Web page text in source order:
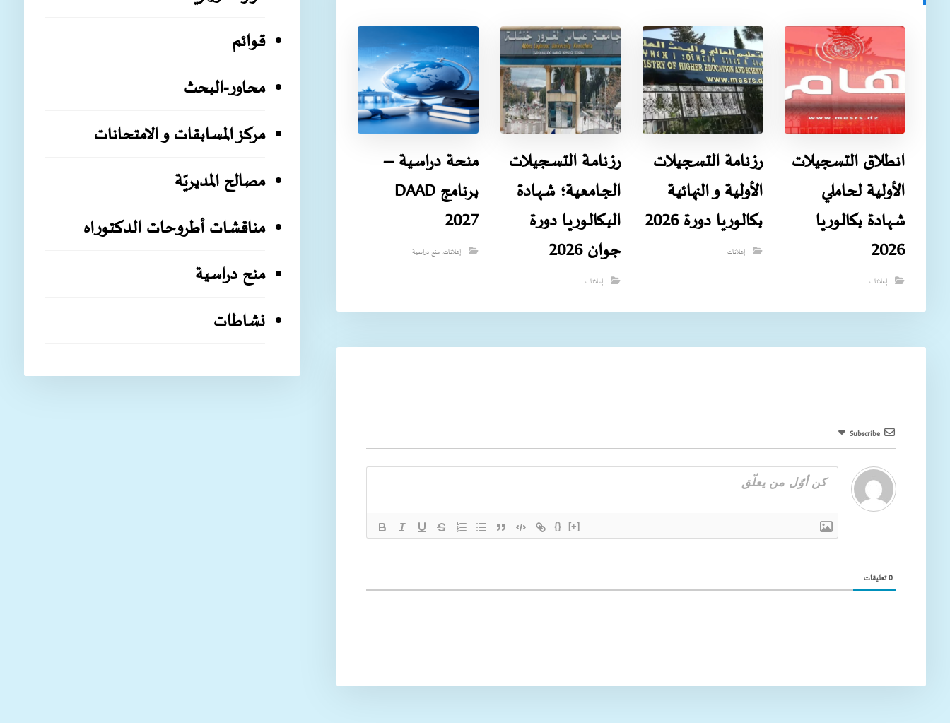
انطلاق التسجيلات
الأولية لحاملي
شهادة بكالوريا
2026
إعلانات
رزنامة التسجيلات
الأولية و النهائية
بكالوريا دورة 2026
إعلانات
رزنامـة التسـجيـلات
الجـامعية؛ شهـادة
البـكالـوريـا دورة
جوان 2026
إعلانات
منحة دراسية –
برنامج DAAD
2027
إعلانات,منح دراسية
Subscribe
{} [+]
0تعليقات
قوائم
محاور-البحث
مركز المسابقات و الامتحانات
مصالح المديريّة
مناقشات أطروحات الدكتوراه
منح دراسية
نشاطات